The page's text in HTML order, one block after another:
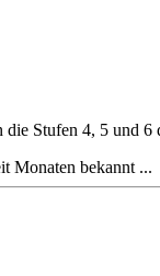
Stufen 4, 5 und
Monaten bekannt ...